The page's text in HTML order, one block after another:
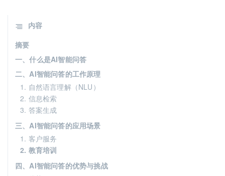
内容
摘要
一、什么是AI智能问答
二、AI智能问答的工作原理
1. 自然语言理解（NLU）
2. 信息检索
3. 答案生成
三、AI智能问答的应用场景
1. 客户服务
2. 教育培训
四、AI智能问答的优势与挑战